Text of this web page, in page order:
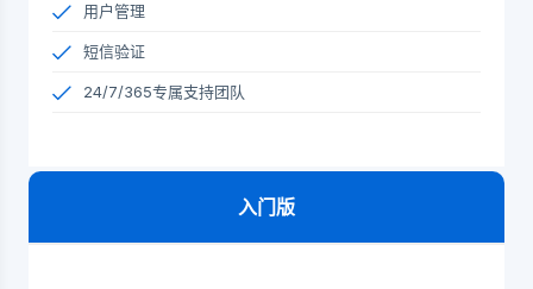
用户管理
短信验证
24/7/365专属支持团队
入门版